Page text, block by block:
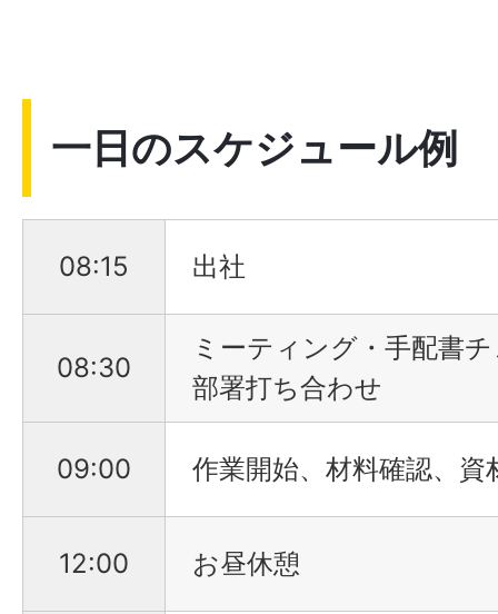
一日のスケジュール例
08:15 出社
08:30
ミーティング・手配書
部署打ち合わせ
09:00 作業開始、材料確認、資
12:00 お昼休憩